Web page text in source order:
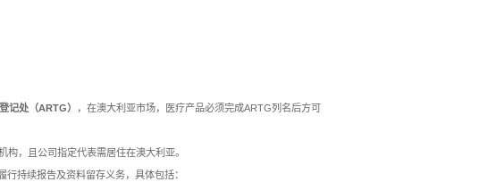
记处（ARTG） ，在澳大利亚市场，医疗产品必须完成ARTG列名后方可
，且公司指定代表需居住在澳大利亚。
持续报告及资料留存义务，具体包括：